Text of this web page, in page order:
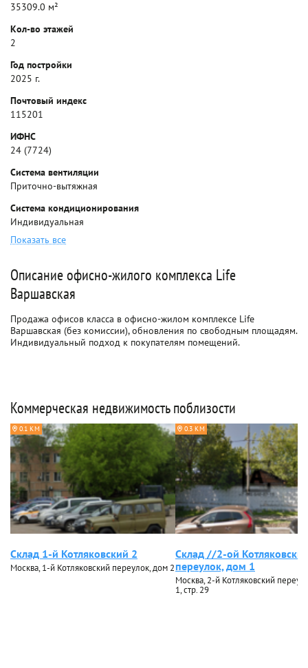
35309.0 м²
Кол-во этажей
2
Год постройки
2025 г.
Почтовый индекс
115201
ИФНС
24 (7724)
Система вентиляции
Приточно-вытяжная
Система кондиционирования
Индивидуальная
Показать все
Описание офисно-жилого комплекса Life
Варшавская
Продажа офисов класса в офисно-жилом комплексе Life
Варшавская (без комиссии), обновления по свободным площадям.
Индивидуальный подход к покупателям помещений.
Коммерческая недвижимость поблизости
0.1 КМ
Склад 1-й Котляковский 2
Москва, 1-й Котляковский переулок, дом 2
0.3 КМ
Склад //2-ой
переулок, дом 1
Москва, 2-й Котляковский
1, стр. 29